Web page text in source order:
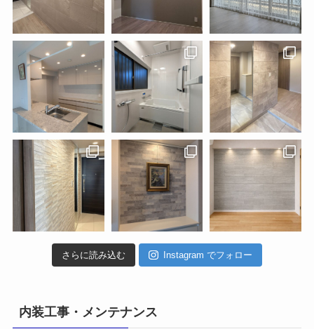
さらに読み込む Instagram でフォロー
内装工事・メンテナンス